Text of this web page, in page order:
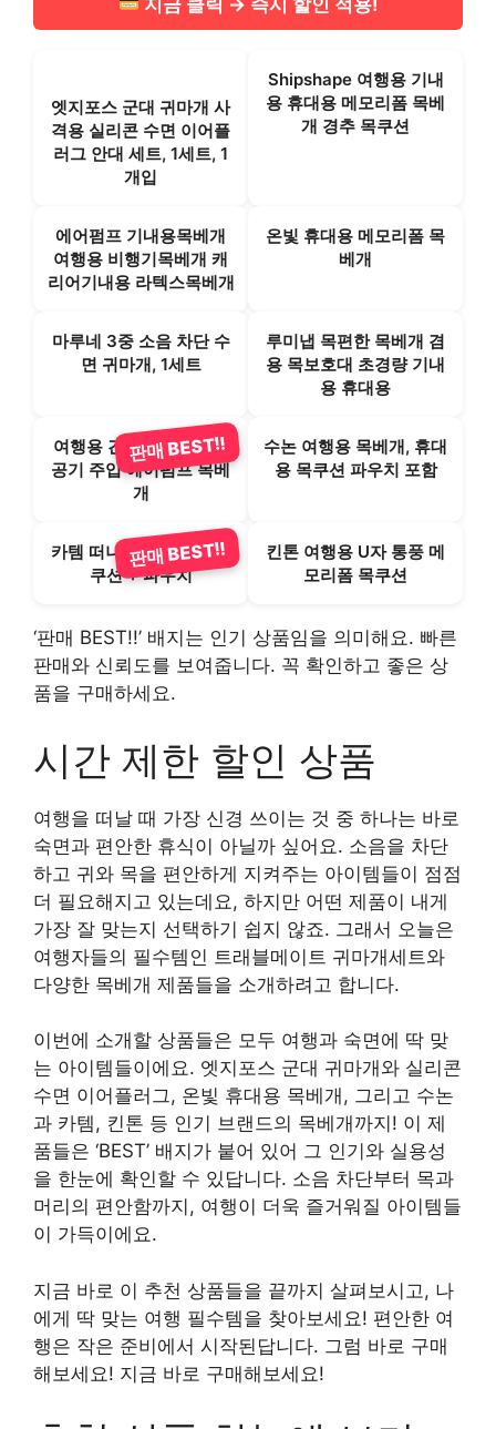
엣지포스 군대 귀마개 사
격용 실리콘 수면 이어플
러그 안대 세트, 1세트, 1
개입
Shipshape 여행용 기내
용 휴대용 메모리폼 목베
개 경추 목쿠션
에어펌프 기내용목베개
여행용 비행기목베개 캐
리어기내용 라텍스목베개
온빛 휴대용 메모리폼 목
베개
마루네 3중 소음 차단 수
면 귀마개, 1세트
루미냅 목편한 목베개 겸
용 목보호대 초경량 기내
용 휴대용
여행용 간편 휴대용 U자
공기 주입 에어펌프 목베
개
판매 BEST!!
수논 여행용 목베개, 휴대
용 목쿠션 파우치 포함
카템 떠나요 메모리폼 목
쿠션 + 파우치
판매 BEST!!
킨톤 여행용 U자 통풍 메
모리폼 목쿠션
‘판매 BEST!!’ 배지는 인기 상품임을 의미해요. 빠른
판매와 신뢰도를 보여줍니다. 꼭 확인하고 좋은 상
품을 구매하세요.
시간 제한 할인 상품
여행을 떠날 때 가장 신경 쓰이는 것 중 하나는 바로
숙면과 편안한 휴식이 아닐까 싶어요. 소음을 차단
하고 귀와 목을 편안하게 지켜주는 아이템들이 점점
더 필요해지고 있는데요, 하지만 어떤 제품이 내게
가장 잘 맞는지 선택하기 쉽지 않죠. 그래서 오늘은
여행자들의 필수템인 트래블메이트 귀마개세트와
다양한 목베개 제품들을 소개하려고 합니다.
이번에 소개할 상품들은 모두 여행과 숙면에 딱 맞
는 아이템들이에요. 엣지포스 군대 귀마개와 실리콘
수면 이어플러그, 온빛 휴대용 목베개, 그리고 수논
과 카템, 킨톤 등 인기 브랜드의 목베개까지! 이 제
품들은 ‘BEST’ 배지가 붙어 있어 그 인기와 실용성
을 한눈에 확인할 수 있답니다. 소음 차단부터 목과
머리의 편안함까지, 여행이 더욱 즐거워질 아이템들
이 가득이에요.
지금 바로 이 추천 상품들을 끝까지 살펴보시고, 나
에게 딱 맞는 여행 필수템을 찾아보세요! 편안한 여
행은 작은 준비에서 시작된답니다. 그럼 바로 구매
해보세요! 지금 바로 구매해보세요!